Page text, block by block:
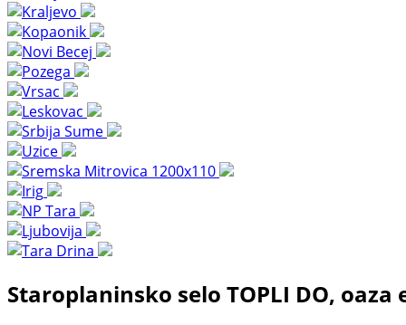
Staroplaninsko selo TOPLI DO,